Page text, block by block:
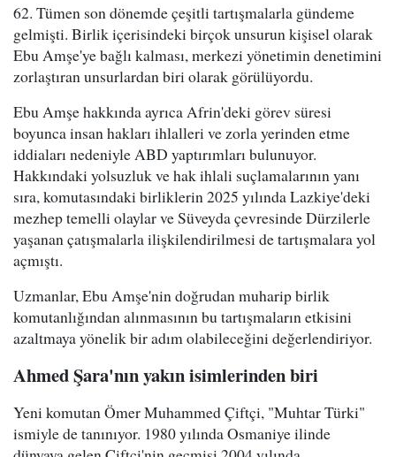
62. Tümen son dönemde çeşitli tartışmalarla gündeme
gelmişti. Birlik içerisindeki birçok unsurun kişisel olarak
Ebu Amşe'ye bağlı kalması, merkezi yönetimin denetimini
zorlaştıran unsurlardan biri olarak görülüyordu.
Ebu Amşe hakkında ayrıca Afrin'deki görev süresi
boyunca insan hakları ihlalleri ve zorla yerinden etme
iddiaları nedeniyle ABD yaptırımları bulunuyor.
Hakkındaki yolsuzluk ve hak ihlali suçlamalarının yanı
sıra, komutasındaki birliklerin 2025 yılında Lazkiye'deki
mezhep temelli olaylar ve Süveyda çevresinde Dürzilerle
yaşanan çatışmalarla ilişkilendirilmesi de tartışmalara yol
açmıştı.
Uzmanlar, Ebu Amşe'nin doğrudan muharip birlik
komutanlığından alınmasının bu tartışmaların etkisini
azaltmaya yönelik bir adım olabileceğini değerlendiriyor.
Ahmed Şara'nın yakın isimlerinden biri
Yeni komutan Ömer Muhammed Çiftçi, "Muhtar Türki"
ismiyle de tanınıyor. 1980 yılında Osmaniye ilinde